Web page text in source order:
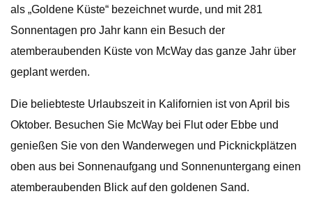
als „Goldene Küste“ bezeichnet wurde, und mit 281
Sonnentagen pro Jahr kann ein Besuch der
atemberaubenden Küste von McWay das ganze Jahr über
geplant werden.
Die beliebteste Urlaubszeit in Kalifornien ist von April bis
Oktober. Besuchen Sie McWay bei Flut oder Ebbe und
genießen Sie von den Wanderwegen und Picknickplätzen
oben aus bei Sonnenaufgang und Sonnenuntergang einen
atemberaubenden Blick auf den goldenen Sand.